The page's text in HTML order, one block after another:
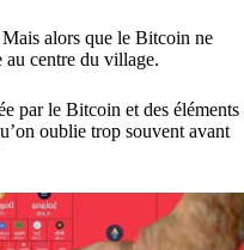
alors que le Bitcoin ne
au centre du village.
par le Bitcoin et des éléments
oublie trop souvent avant